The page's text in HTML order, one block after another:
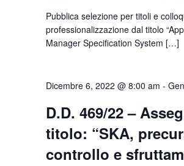
Pubblica selezione per titoli e
professionalizzazione dal titolo
Manager Specification System […]
Dicembre 6, 2022 @ 8:00 am -
D.D. 469/22 –
titolo: “SKA,
controllo e